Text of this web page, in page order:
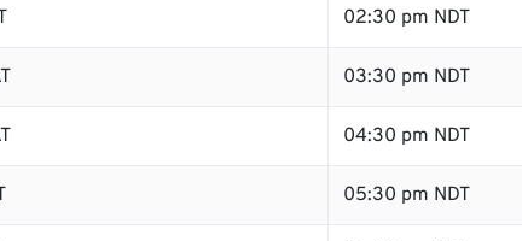
02:30 pm NDT
03:30 pm NDT
04:30 pm NDT
05:30 pm NDT